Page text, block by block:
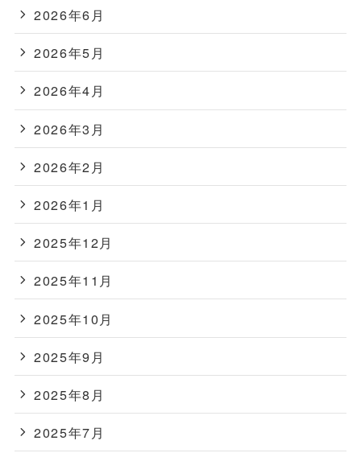
2026年6月
2026年5月
2026年4月
2026年3月
2026年2月
2026年1月
2025年12月
2025年11月
2025年10月
2025年9月
2025年8月
2025年7月